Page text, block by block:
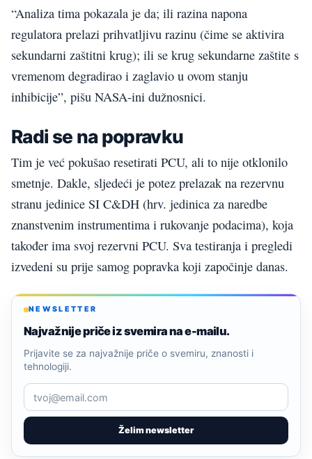
“Analiza tima pokazala je da; ili razina napona
regulatora prelazi prihvatljivu razinu (čime se aktivira
sekundarni zaštitni krug); ili se krug sekundarne zaštite s
vremenom degradirao i zaglavio u ovom stanju
inhibicije”, pišu NASA-ini dužnosnici.
Radi se na popravku
Tim je već pokušao resetirati PCU, ali to nije otklonilo
smetnje. Dakle, sljedeći je potez prelazak na rezervnu
stranu jedinice SI C&DH (hrv. jedinica za naredbe
znanstvenim instrumentima i rukovanje podacima), koja
također ima svoj rezervni PCU. Sva testiranja i pregledi
izvedeni su prije samog popravka koji započinje danas.
NEWSLETTER
Najvažnije priče iz svemira na e-mailu.
Želim newsletter
Prijavite se za najvažnije priče o svemiru, znanosti i
tehnologiji.